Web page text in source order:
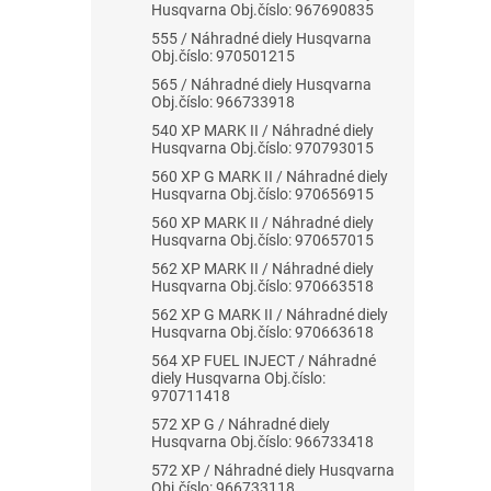
Husqvarna Obj.číslo: 967690835
555 / Náhradné diely Husqvarna
Obj.číslo: 970501215
565 / Náhradné diely Husqvarna
Obj.číslo: 966733918
540 XP MARK II / Náhradné diely
Husqvarna Obj.číslo: 970793015
560 XP G MARK II / Náhradné diely
Husqvarna Obj.číslo: 970656915
560 XP MARK II / Náhradné diely
Husqvarna Obj.číslo: 970657015
562 XP MARK II / Náhradné diely
Husqvarna Obj.číslo: 970663518
562 XP G MARK II / Náhradné diely
Husqvarna Obj.číslo: 970663618
564 XP FUEL INJECT / Náhradné
diely Husqvarna Obj.číslo:
970711418
572 XP G / Náhradné diely
Husqvarna Obj.číslo: 966733418
572 XP / Náhradné diely Husqvarna